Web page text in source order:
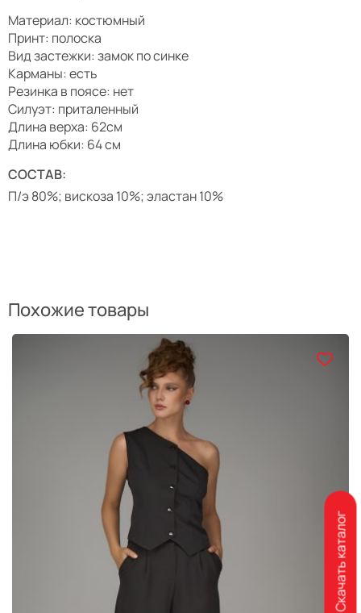
Материал: костюмный
Принт: полоска
Вид застежки: замок по синке
Карманы: есть
Резинка в поясе: нет
Силуэт: приталенный
Длина верха: 62см
Длина юбки: 64 см
СОСТАВ:
П/э 80%; вискоза 10%; эластан 10%
Похожие товары
Скачать каталог